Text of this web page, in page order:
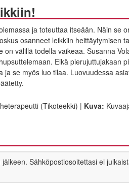
ja toteuttaa itseään. Näin se
osanneet leikkiin heittäytymisen
on välillä todella vaikeaa. Susanna
Eikä pierujuttujakaan
ja se myös luo tilaa. Luovuudessa
(Tikoteekki) | Kuva:
Sähköpostiosoitettasi ei